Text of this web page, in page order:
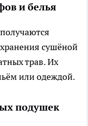
и белья
сушёной
трав. Их
или одеждой.
подушек